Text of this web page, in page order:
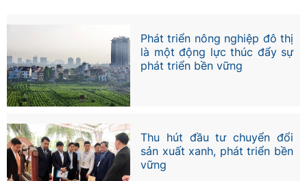
Phát triển nông nghiệp đô thị
là một động lực thúc đẩy sự
phát triển bền vững
Thu hút đầu tư chuyển đổi
sản xuất xanh, phát triển bền
vững